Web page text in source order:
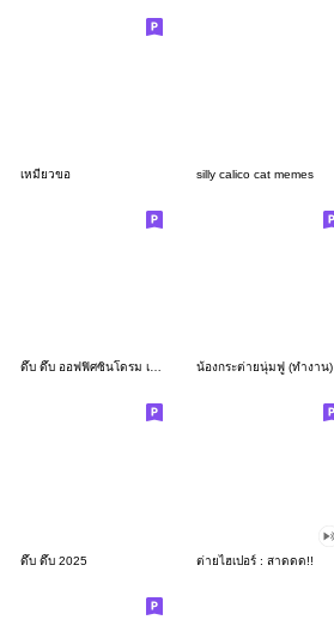
เหมียวขอ silly calico cat memes
ดึ๊บ ดึ๊บ ออฟฟิศซินโดรม เก้า น้องกระต่ายนุ่มฟู (ทำงาน)
ดึ๊บ ดึ๊บ 2025 ต่ายไฮเปอร์ : สาดดด!!